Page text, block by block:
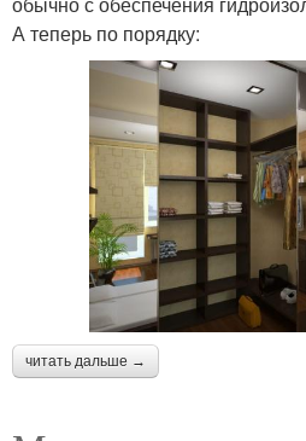
А теперь по порядку:
читать дальше →